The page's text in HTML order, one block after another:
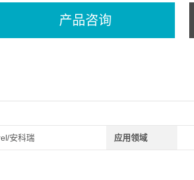
产品咨询
安科瑞 应用领域